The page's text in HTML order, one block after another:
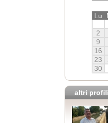
Lu
2
9
16
23
30
altri